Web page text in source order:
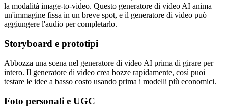
la modalità image-to-video. Questo generatore di video AI anima
un'immagine fissa in un breve spot, e il generatore di video può
aggiungere l'audio per completarlo.
Storyboard e prototipi
Abbozza una scena nel generatore di video AI prima di girare per
intero. Il generatore di video crea bozze rapidamente, così puoi
testare le idee a basso costo usando prima i modelli più economici.
Foto personali e UGC